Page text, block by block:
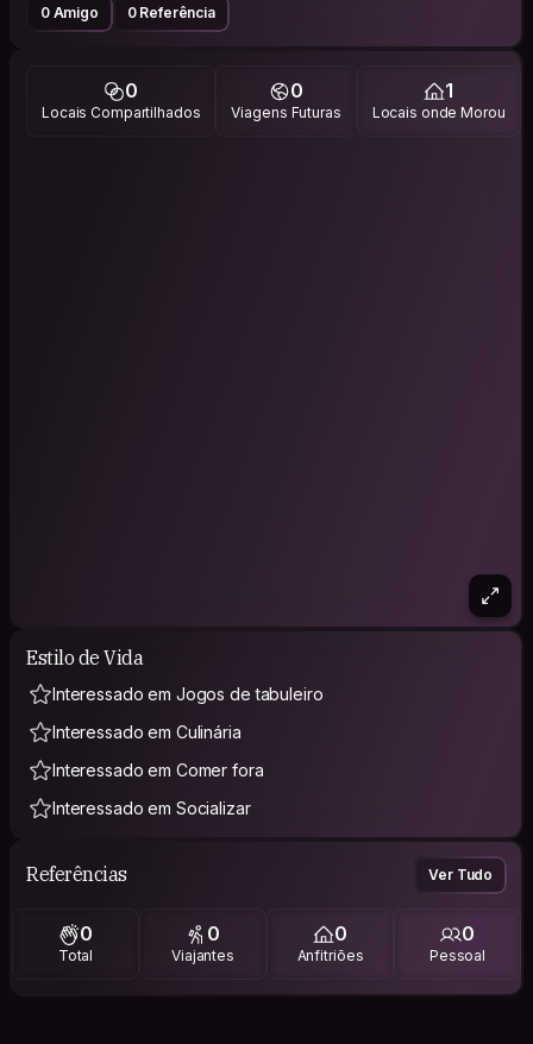
0 Amigo 0 Referência
0
Locais Compartilhados
0
Viagens Futuras
1
Locais onde Morou
Estilo de Vida
Interessado em Jogos de tabuleiro
Interessado em Culinária
Interessado em Comer fora
Interessado em Socializar
Referências Ver Tudo
0
Total
0
Viajantes
0
Anfitriões
0
Pessoal